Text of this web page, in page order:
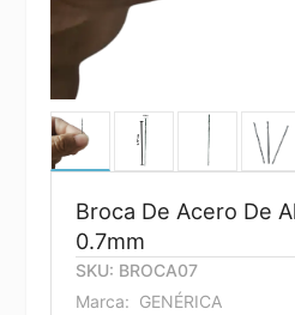
Broca De Acero De
0.7mm
SKU: BROCA07
Marca: GENÉRICA